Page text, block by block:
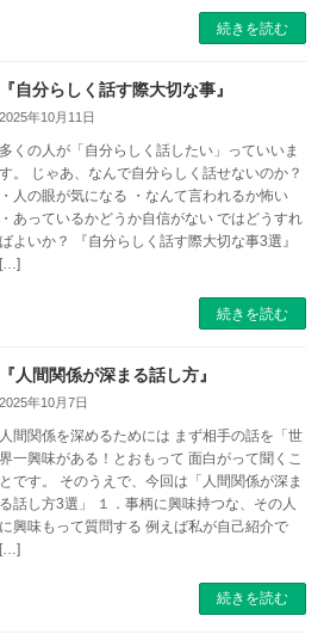
続きを読む
『自分らしく話す際大切な事』
2025年10月11日
多くの人が「自分らしく話したい」っていいま
す。 じゃあ、なんで自分らしく話せないのか？
・人の眼が気になる ・なんて言われるか怖い
・あっているかどうか自信がない ではどうすれ
ばよいか？ 『自分らしく話す際大切な事3選』
[…]
続きを読む
『人間関係が深まる話し方』
2025年10月7日
人間関係を深めるためには まず相手の話を「世
界一興味がある！とおもって 面白がって聞くこ
とです。 そのうえで、今回は「人間関係が深ま
る話し方3選」 １．事柄に興味持つな、その人
に興味もって質問する 例えば私が自己紹介で
[…]
続きを読む